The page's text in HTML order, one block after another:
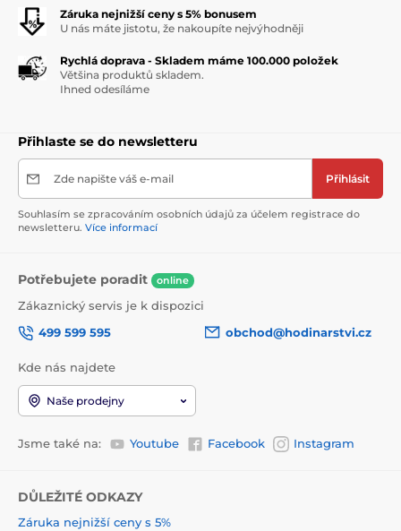
Záruka nejnižší ceny s 5% bonusem
U nás máte jistotu, že nakoupíte nejvýhodněji
Rychlá doprava - Skladem máme 100.000 položek
Většina produktů skladem.
Ihned odesíláme
Přihlaste se do newsletteru
Zde napište váš e-mail Přihlásit
Souhlasím se zpracováním osobních údajů za účelem registrace do
newsletteru. Více informací
Potřebujete poradit online
Zákaznický servis je k dispozici
499 599 595
obchod@hodinarstvi.cz
Kde nás najdete
Naše prodejny
Jsme také na: Youtube Facebook Instagram
DŮLEŽITÉ ODKAZY
Záruka nejnižší ceny s 5%